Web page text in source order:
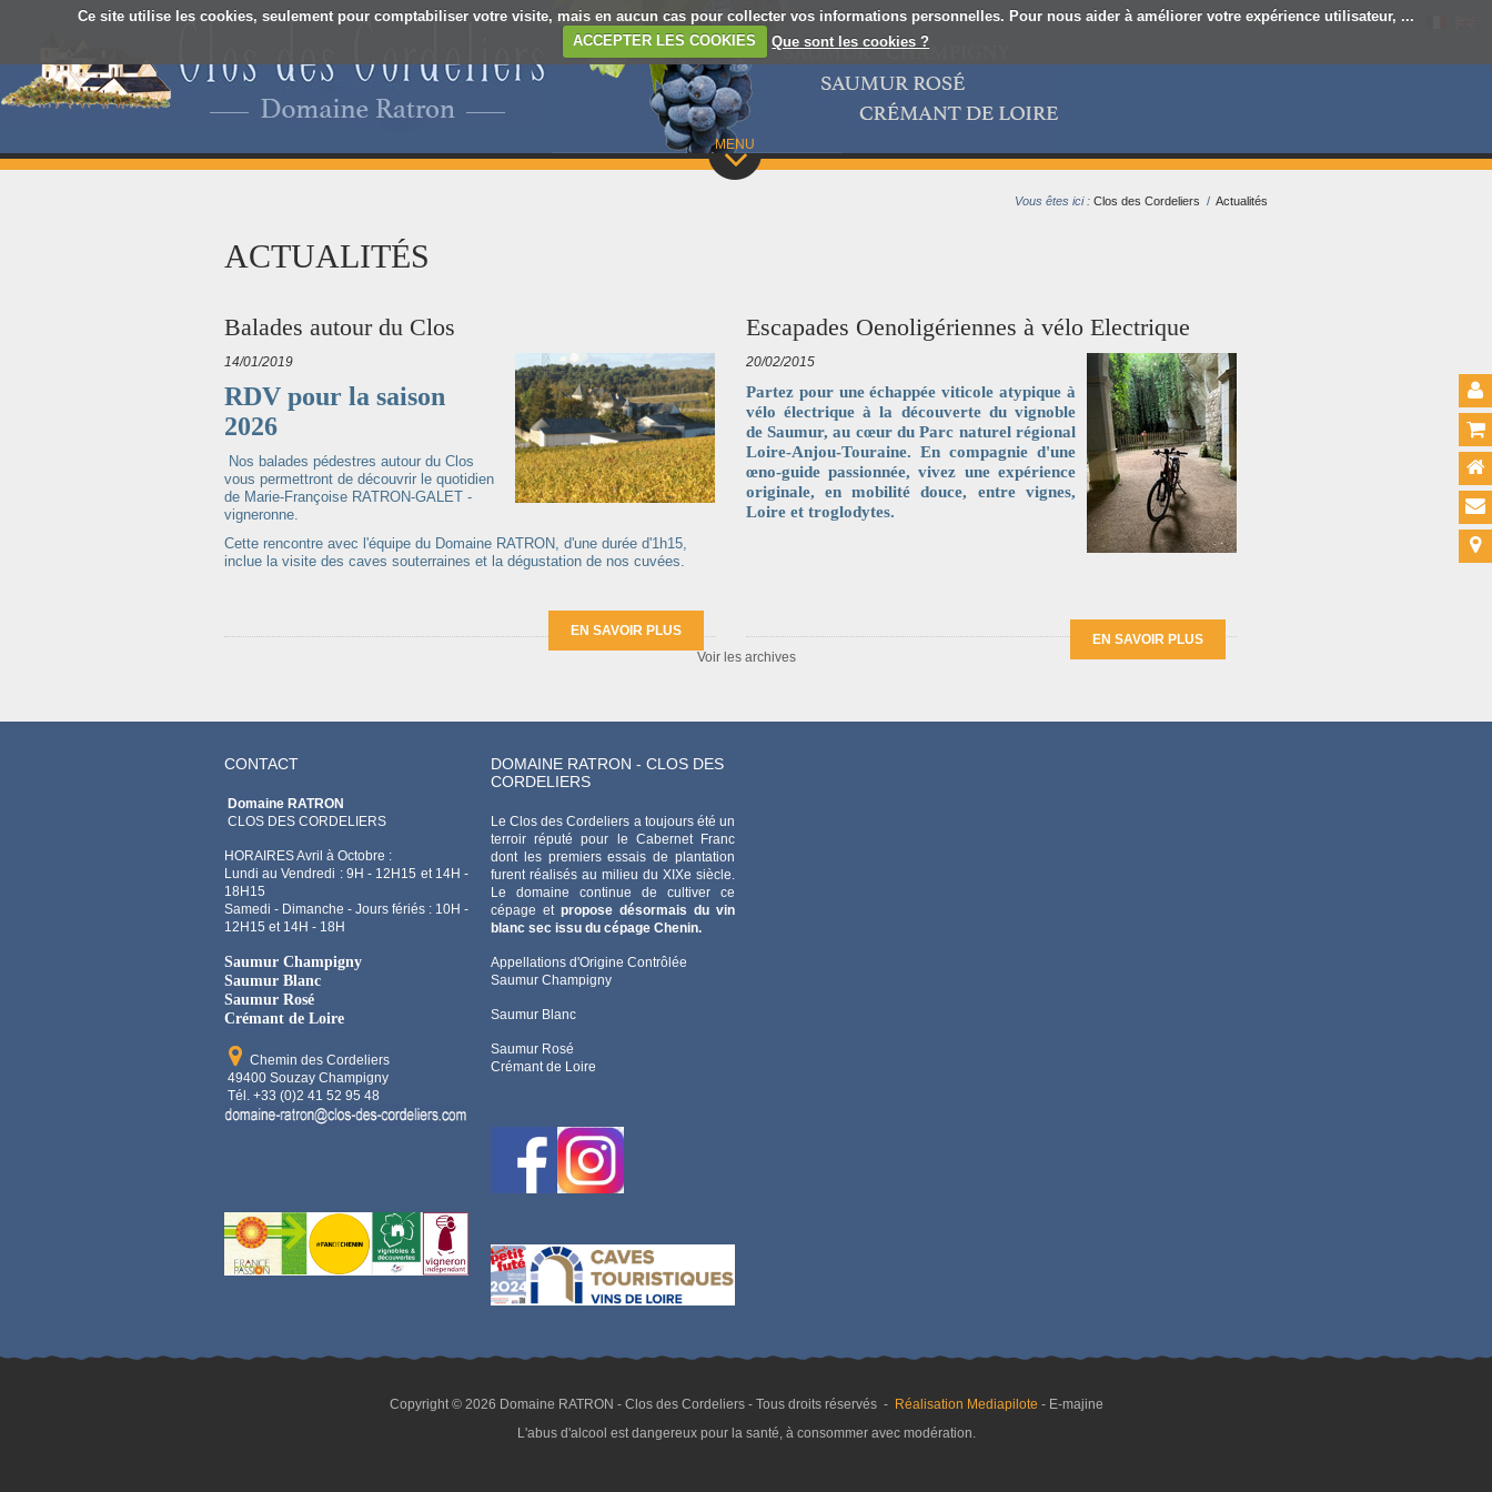
Ce site utilise les cookies, seulement pour comptabiliser votre visite, mais en aucun cas pour collecter vos informations personnelles. Pour nous aider à améliorer votre expérience utilisateur, ...
ACCEPTER LES COOKIES
Que sont les cookies ?
MENU
Vous êtes ici : Clos des Cordeliers / Actualités
ACTUALITÉS
Balades autour du Clos
14/01/2019
RDV pour la saison
2026
Nos balades pédestres autour du Clos
vous permettront de découvrir le quotidien
de Marie-Françoise RATRON-GALET -
vigneronne.
Cette rencontre avec l'équipe du Domaine RATRON, d'une durée d'1h15,
inclue la visite des caves souterraines et la dégustation de nos cuvées.
EN SAVOIR PLUS
Escapades Oenoligériennes à vélo Electrique
20/02/2015
Partez pour une échappée viticole atypique à
vélo électrique à la découverte du vignoble
de Saumur, au cœur du Parc naturel régional
Loire-Anjou-Touraine. En compagnie d'une
œno-guide passionnée, vivez une expérience
originale, en mobilité douce, entre vignes,
Loire et troglodytes.
EN SAVOIR PLUS
Voir les archives
CONTACT
Domaine RATRON
CLOS DES CORDELIERS
HORAIRES Avril à Octobre :
Lundi au Vendredi : 9H - 12H15 et 14H -
18H15
Samedi - Dimanche - Jours fériés : 10H -
12H15 et 14H - 18H
Saumur Champigny
Saumur Blanc
Saumur Rosé
Crémant de Loire
Chemin des Cordeliers
49400 Souzay Champigny
Tél. +33 (0)2 41 52 95 48
DOMAINE RATRON - CLOS DES
CORDELIERS
Le Clos des Cordeliers a toujours été un
terroir réputé pour le Cabernet Franc
dont les premiers essais de plantation
furent réalisés au milieu du XIXe siècle.
Le domaine continue de cultiver ce
cépage et propose désormais du vin
blanc sec issu du cépage Chenin.
Appellations d'Origine Contrôlée
Saumur Champigny
Saumur Blanc
Saumur Rosé
Crémant de Loire
Copyright © 2026 Domaine RATRON - Clos des Cordeliers - Tous droits réservés - Réalisation Mediapilote - E-majine
L'abus d'alcool est dangereux pour la santé, à consommer avec modération.